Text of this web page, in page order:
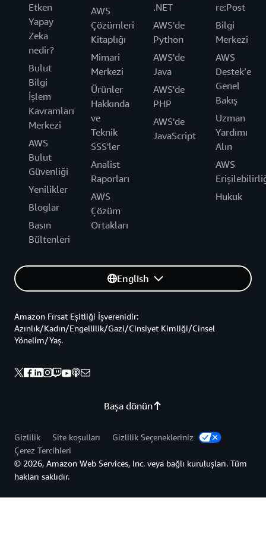
Etken
Yapay
Zeka
nedir?
Bulut
Bilgi
İşlem
Kavramları
Merkezi
AWS
Bulut
Güvenliği
Yenilikler
Bloglar
Basın
Bültenleri
AWS
Çözümleri
Kitaplığı
Mimari
Merkezi
Ürünler
Hakkında
ve
Teknik
SSS'ler
Analist
Raporları
AWS
Çözüm
Ortakları
.NET
AWS'de
Python
AWS'de
Java
AWS'de
PHP
AWS'de
JavaScript
re:Post
Bilgi
Merkezi
AWS
Destek’e
Genel
Bakış
Uzman
Yardımı
Alın
AWS
Hukuk
English
Başa dönün
Amazon Fırsat Eşitliği İşverenidir:
Azınlık/Kadın/Engellilik/Gazi/Cinsiyet Kimliği/Cinsel
Yönelim/Yaş.
Gizlilik Site koşulları
Gizlilik Seçenekleriniz
Çerez Tercihleri
© 2026, Amazon Web Services, Inc. veya bağlı kuruluşları. Tüm
hakları saklıdır.